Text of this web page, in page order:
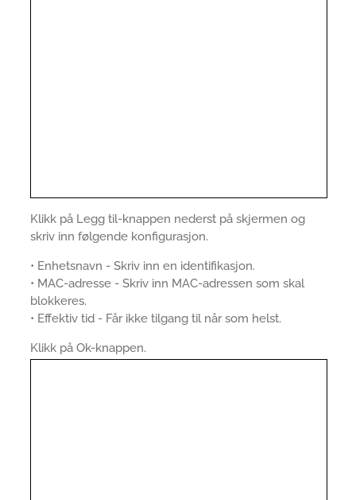
Klikk på Legg til-knappen nederst på skjermen og
skriv inn følgende konfigurasjon.
• Enhetsnavn - Skriv inn en identifikasjon.
• MAC-adresse - Skriv inn MAC-adressen som skal
blokkeres.
• Effektiv tid - Får ikke tilgang til når som helst.
Klikk på Ok-knappen.